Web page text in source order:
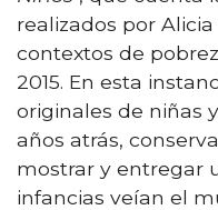
realizados por
contextos de
2015. En esta
originales de niñas
años atrás,
mostrar y entregar
infancias veían el